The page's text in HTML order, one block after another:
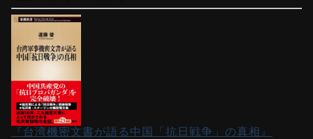
『台湾機密文書が語る中国「抗日戦争」の真相』